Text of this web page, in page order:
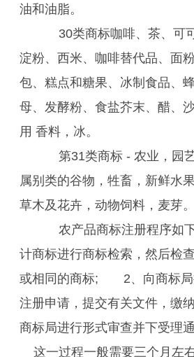
油和油脂。
30类商标咖啡、茶、可
淀粉、西米、咖啡替代品、面
包、糕点和糖果、冰制食品、
母、发酵粉、食盐芥末、醋、
用 香料，冰。
第31类商标 - 农业，园艺
属别类的谷物，牲畜，新鲜水
草木及花卉，动物饲料，麦芽。
农产品商标注册程序如
计商标进行商标检索，然后检
或相同的商标; 2、向商标局
注册申请，提交有关文件，
商标局进行形式审查并下受理通
这一过程一般需要三个月